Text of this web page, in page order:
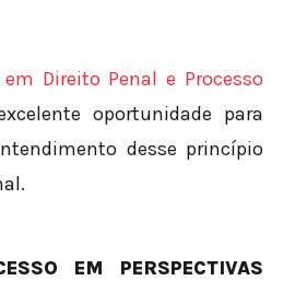
em Direito Penal e Processo
oportunidade para
desse princípio
EM PERSPECTIVAS